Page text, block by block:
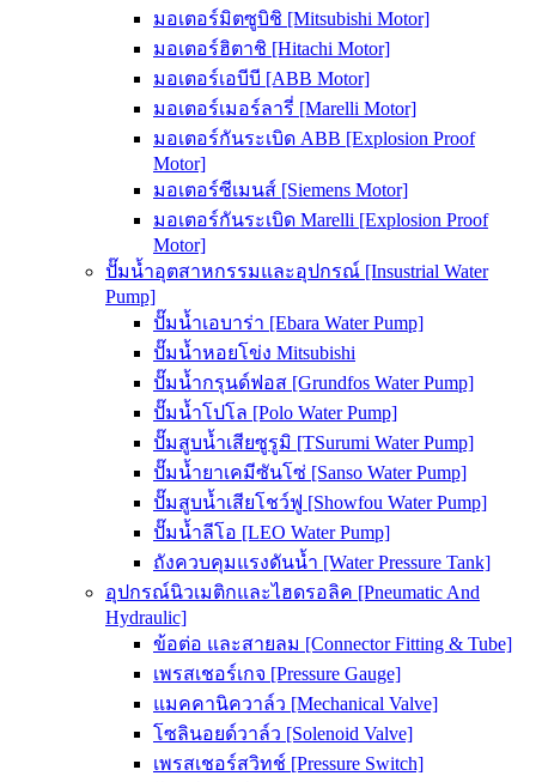
มอเตอร์มิตซูบิชิ [Mitsubishi Motor]
มอเตอร์ฮิตาชิ [Hitachi Motor]
มอเตอร์เอบีบี [ABB Motor]
มอเตอร์เมอร์ลารี่ [Marelli Motor]
มอเตอร์กันระเบิด ABB [Explosion Proof
Motor]
มอเตอร์ซีเมนส์ [Siemens Motor]
มอเตอร์กันระเบิด Marelli [Explosion Proof
Motor]
ปั๊มน้ำอุตสาหกรรมและอุปกรณ์ [Insustrial Water
Pump]
ปั๊มน้ำเอบาร่า [Ebara Water Pump]
ปั๊มน้ำหอยโข่ง Mitsubishi
ปั๊มน้ำกรุนด์ฟอส [Grundfos Water Pump]
ปั๊มน้ำโปโล [Polo Water Pump]
ปั๊มสูบน้ำเสียซูรูมิ [TSurumi Water Pump]
ปั๊มน้ำยาเคมีซันโซ่ [Sanso Water Pump]
ปั๊มสูบน้ำเสียโชว์ฟู [Showfou Water Pump]
ปั๊มน้ำลีโอ [LEO Water Pump]
ถังควบคุมแรงดันน้ำ [Water Pressure Tank]
อุปกรณ์นิวเมติกและไฮดรอลิค [Pneumatic And
Hydraulic]
ข้อต่อ และสายลม [Connector Fitting & Tube]
เพรสเชอร์เกจ [Pressure Gauge]
แมคคานิควาล์ว [Mechanical Valve]
โซลินอยด์วาล์ว [Solenoid Valve]
เพรสเชอร์สวิทช์ [Pressure Switch]